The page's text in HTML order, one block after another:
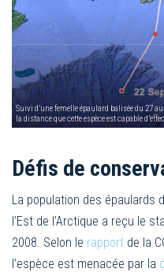
Suivi d’une femelle épaulard balisée du 27
la distance que cette espèce est capable
Défis de
La population des épaulards
l’Est de l’Arctique a reçu le
2008. Selon le rapport de la
l’espèce est menacée par la